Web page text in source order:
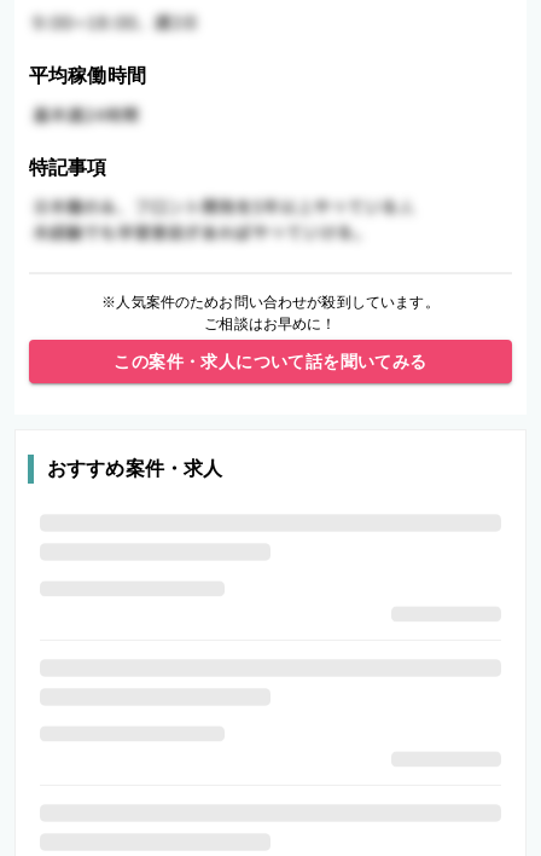
平均稼働時間
特記事項
※人気案件のためお問い合わせが殺到しています。
ご相談はお早めに！
この案件・求人について話を聞いてみる
おすすめ案件・求人